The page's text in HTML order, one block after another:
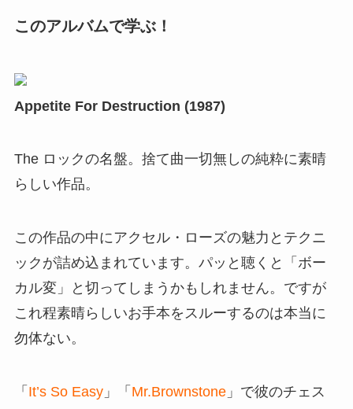
このアルバムで学ぶ！
Appetite For Destruction (1987)
The ロックの名盤。捨て曲一切無しの純粋に素晴
らしい作品。
この作品の中にアクセル・ローズの魅力とテクニ
ックが詰め込まれています。パッと聴くと「ボー
カル変」と切ってしまうかもしれません。ですが
これ程素晴らしいお手本をスルーするのは本当に
勿体ない。
「 It’s So Easy」「 Mr.Brownstone」で彼のチェス